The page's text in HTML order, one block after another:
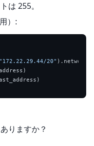
は 255。
）:
"172.22.29.44/20"
りますか？